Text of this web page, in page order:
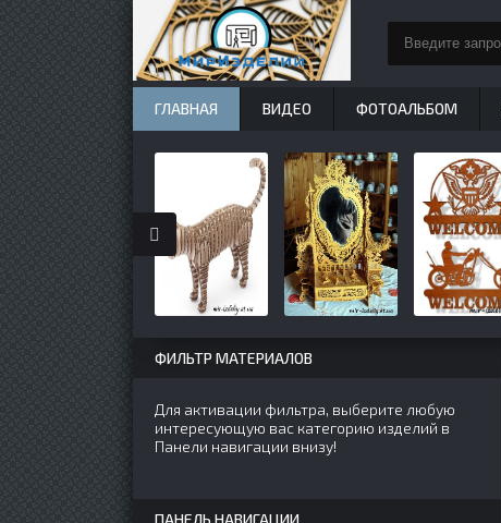
ФИЛЬТР МАТЕРИАЛОВ
Для активации фильтра, выберите любую
интересующую вас категорию изделий в
Панели навигации внизу!
ПАНЕЛЬ НАВИГАЦИИ
ГЛАВНАЯ ВИДЕО ФОТОАЛЬБОМ